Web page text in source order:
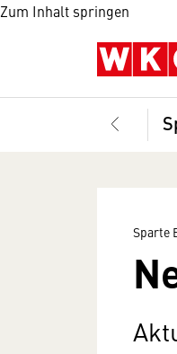
Zum Inhalt springen
Sparte